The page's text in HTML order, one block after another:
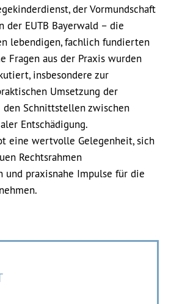
der Vormundschaft
der EUTB Bayerwald – die
lebendigen, fachlich fundierten
Fragen aus der Praxis wurden
insbesondere zur
Umsetzung der
den Schnittstellen zwischen
Entschädigung.
eine wertvolle Gelegenheit, sich
Rechtsrahmen
und praxisnahe Impulse für die